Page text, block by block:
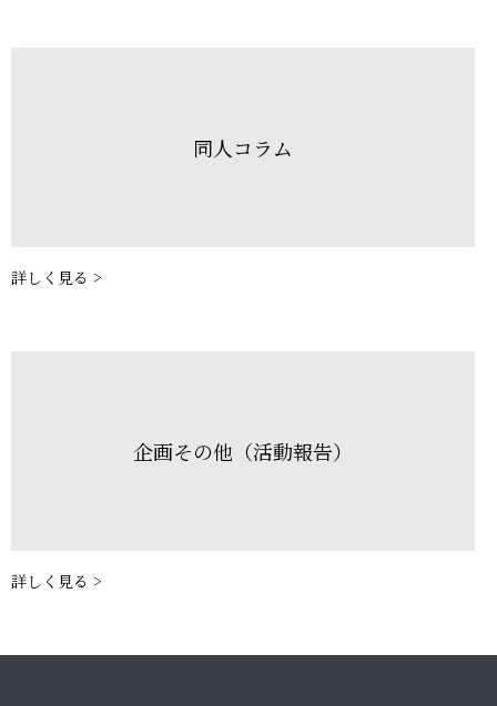
同人コラム
詳しく見る >
企画その他（活動報告）
詳しく見る >